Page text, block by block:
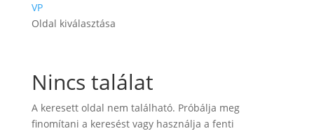
VP
Oldal kiválasztása
Nincs találat
A keresett oldal nem található. Próbálja meg
finomítani a keresést vagy használja a fenti